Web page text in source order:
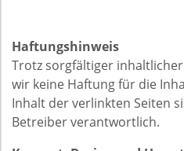
Haf­tungs­hin­weis
Trotz sorg­fäl­ti­ger
wir keine Haf­tung für die
In­halt der ver­link­ten Sei­ten
Be­trei­ber ver­ant­wort­lich.